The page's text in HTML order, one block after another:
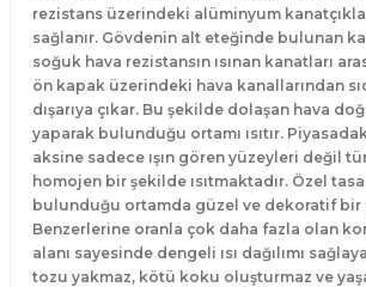
rezistans üzerindeki alüminyum
sağlanır. Gövdenin alt eteğinde bulunan
soğuk hava rezistansın ısınan kanatları
ön kapak üzerindeki hava kanallarından
dışarıya çıkar. Bu şekilde dolaşan hava
yaparak bulunduğu ortamı ısıtır. Piyasadaki
aksine sadece ışın gören yüzeyleri değil
homojen bir şekilde ısıtmaktadır. Özel
bulunduğu ortamda güzel ve dekoratif bir
Benzerlerine oranla çok daha fazla olan
alanı sayesinde dengeli ısı dağılımı
tozu yakmaz, kötü koku oluşturmaz ve